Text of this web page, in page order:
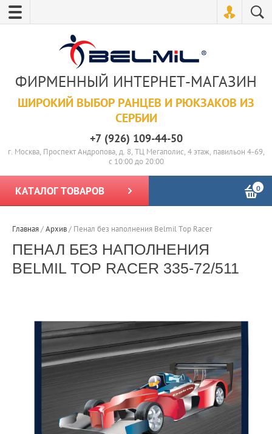
ФИРМЕННЫЙ ИНТЕРНЕТ-МАГАЗИН
ШИРОКИЙ ВЫБОР РАНЦЕВ И РЮКЗАКОВ ИЗ
СЕРБИИ
+7 (926) 109-44-50
г. Москва, Проспект Андропова, д. 8, ТЦ Мегаполис, 4 этаж, павильон 4-69,
с 10:00 до 20:00
КАТАЛОГ ТОВАРОВ 0
Главная/Архив/ Пенал без наполнения Belmil Top Racer
ПЕНАЛ БЕЗ НАПОЛНЕНИЯ
BELMIL TOP RACER 335-72/511